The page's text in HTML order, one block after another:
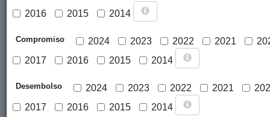
Cargar mapa
2016
2015 2014
Compromiso 2024 2023 2022 2021
2017
2016 2015 2014
Desembolso 2024 2023 2022 2021
2017
2016 2015 2014